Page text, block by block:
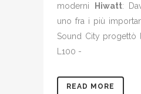
moderni
Hiwatt:
uno fra i più
Sound City progettò
L100 -
READ MORE